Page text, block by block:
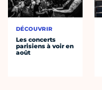
DÉCOUVRIR
Les concerts
parisiens à voir en
août